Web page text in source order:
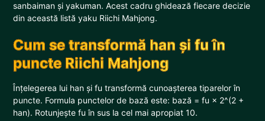
sanbaiman și yakuman. Acest cadru ghidează fiecare decizie
din această listă yaku Riichi Mahjong.
Cum se transformă han și fu în
puncte Riichi Mahjong
Înțelegerea lui han și fu transformă cunoașterea tiparelor în
puncte. Formula punctelor de bază este: bază = fu × 2^(2 +
han). Rotunjește fu în sus la cel mai apropiat 10.